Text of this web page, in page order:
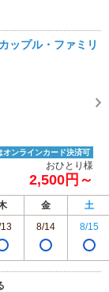
・日・祝 11:00-
ップル・ファミリ
オンラインカード決済可
おひとり様
2,500円～
金
土
8/14 8/15